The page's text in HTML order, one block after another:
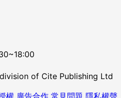
of Cite Publishing Ltd
權 廣告合作 常見問題 隱私權聲